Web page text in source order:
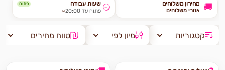
מחירון משלוחים
אזורי משלוחים 🚚 שעות עבודה פתוח
פתוח עד 20:00 🕘
קטגוריות מיון לפי טווח מחירים